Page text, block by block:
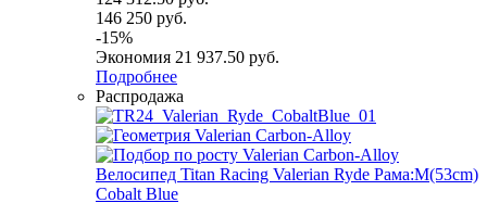
146 250 руб.
-15%
Экономия 21 937.50 руб.
Подробнее
Распродажа
Велосипед Titan Racing Valerian Ryde Рама:M(53cm)
Cobalt Blue